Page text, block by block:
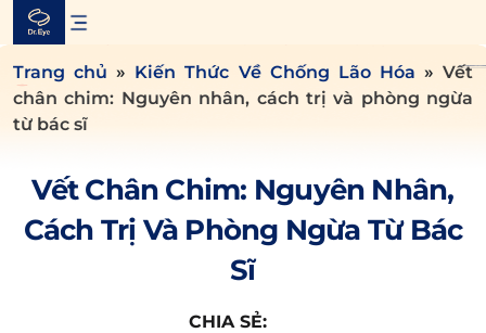
Skip
content
Trang chủ » Kiến Thức Về Chống Lão Hóa »Vết
chân chim: Nguyên nhân, cách trị và phòng ngừa
từ bác sĩ
Vết Chân Chim: Nguyên Nhân,
Cách Trị Và Phòng Ngừa Từ Bác
Sĩ
CHIA SẺ: